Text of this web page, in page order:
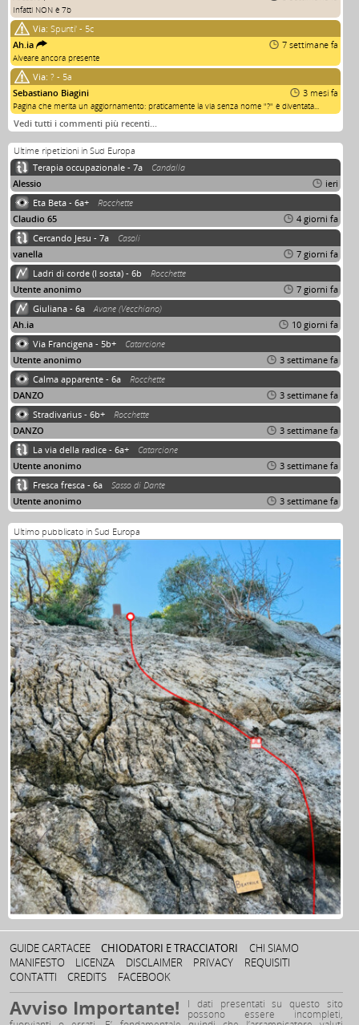
Infatti NON è 7b
Via: Spunti' - 5c
Ah.ia
7 settimane fa
Alveare ancora presente
Via: ? - 5a
Sebastiano Biagini
3 mesi fa
Pagina che merita un aggiornamento: praticamente la via senza nome "?" è diventata...
Vedi tutti i commenti più recenti…
Ultime ripetizioni in Sud Europa
Terapia occupazionale - 7a
Candalla
Alessio
ieri
Eta Beta - 6a+
Rocchette
Claudio 65
4 giorni fa
Cercando Jesu - 7a
Casoli
vanella
7 giorni fa
Ladri di corde (I sosta) - 6b
Rocchette
Utente anonimo
7 giorni fa
Giuliana - 6a
Avane (Vecchiano)
Ah.ia
10 giorni fa
Via Francigena - 5b+
Catarcione
Utente anonimo
3 settimane fa
Calma apparente - 6a
Rocchette
DANZO
3 settimane fa
Stradivarius - 6b+
Rocchette
DANZO
3 settimane fa
La via della radice - 6a+
Catarcione
Utente anonimo
3 settimane fa
Fresca fresca - 6a
Sasso di Dante
Utente anonimo
3 settimane fa
Ultimo pubblicato in Sud Europa
GUIDE CARTACEE CHIODATORI E TRACCIATORI
CHI SIAMO
MANIFESTO
LICENZA DISCLAIMER PRIVACY
REQUISITI
CONTATTI
CREDITS FACEBOOK
Avviso Importante! I dati presentati su questo sito
possono essere incompleti,